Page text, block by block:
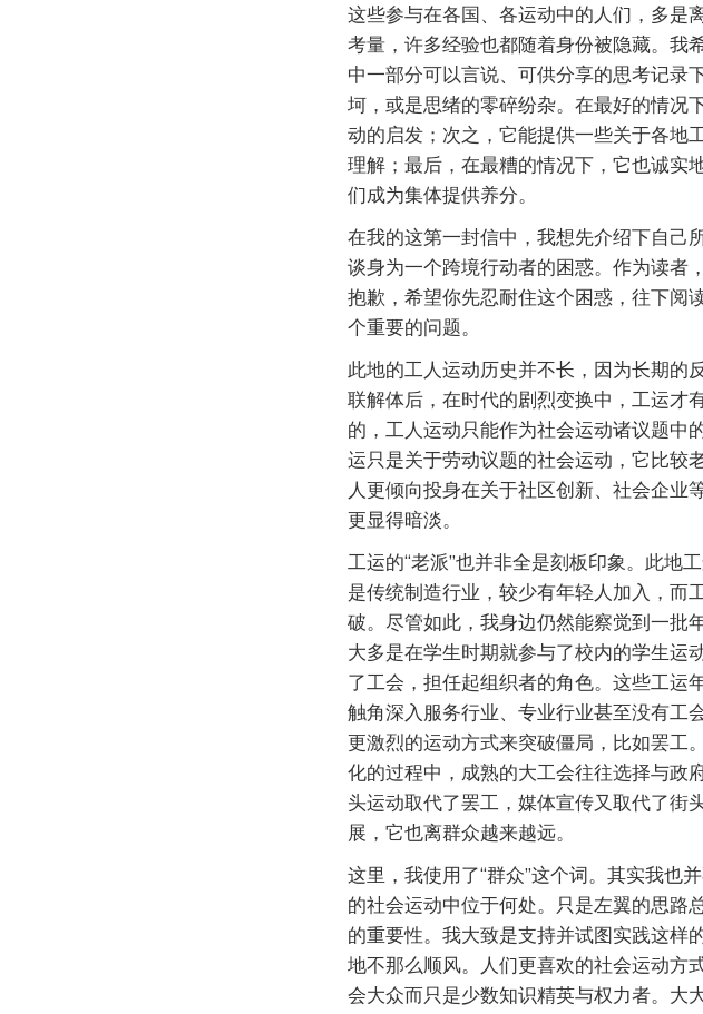
这些参与在各国、各运动中的人们，多是
考量，许多经验也都随着身份被隐藏。我
中一部分可以言说、可供分享的思考记录
坷，或是思绪的零碎纷杂。在最好的情况
动的启发；次之，它能提供一些关于各地
理解；最后，在最糟的情况下，它也诚实
们成为集体提供养分。
在我的这第一封信中，我想先介绍下自己
谈身为一个跨境行动者的困惑。作为读者
抱歉，希望你先忍耐住这个困惑，往下阅
个重要的问题。
此地的工人运动历史并不长，因为长期的
联解体后，在时代的剧烈变换中，工运才
的，工人运动只能作为社会运动诸议题中
运只是关于劳动议题的社会运动，它比较
人更倾向投身在关于社区创新、社会企业
更显得暗淡。
工运的“老派”也并非全是刻板印象。此地
是传统制造行业，较少有年轻人加入，而
破。尽管如此，我身边仍然能察觉到一批
大多是在学生时期就参与了校内的学生运
了工会，担任起组织者的角色。这些工运
触角深入服务行业、专业行业甚至没有工
更激烈的运动方式来突破僵局，比如罢工
化的过程中，成熟的大工会往往选择与政
头运动取代了罢工，媒体宣传又取代了街
展，它也离群众越来越远。
这里，我使用了“群众”这个词。其实我也
的社会运动中位于何处。只是左翼的思路
的重要性。我大致是支持并试图实践这样
地不那么顺风。人们更喜欢的社会运动方
会大众而只是少数知识精英与权力者。大